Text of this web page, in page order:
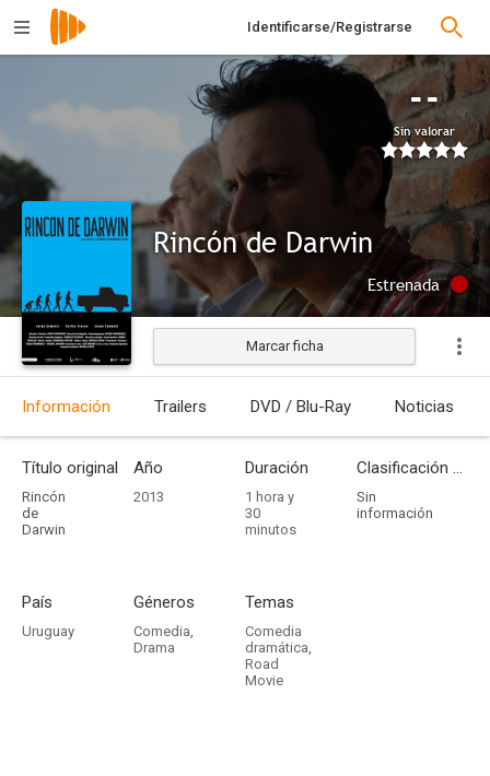
Identificarse/Registrarse
--
Sin valorar
Rincón de Darwin
Estrenada
Marcar ficha
Información Trailers DVD / Blu-Ray Noticias
Título original
Rincón
de
Darwin
Año
2013
Duración
1 hora y
30
minutos
Clasificación por edades
Sin
información
País
Uruguay
Géneros
Comedia,
Drama
Temas
Comedia
dramática,
Road
Movie